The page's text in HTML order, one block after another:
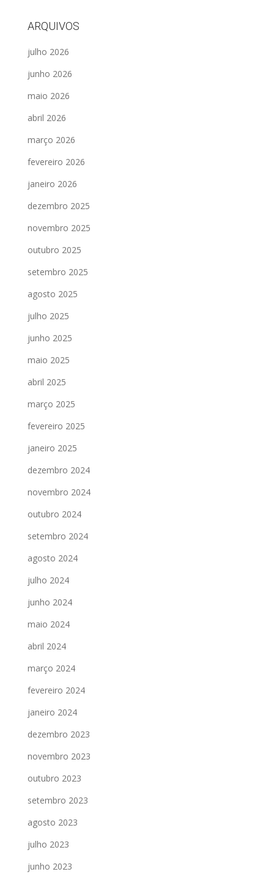
ARQUIVOS
julho 2026
junho 2026
maio 2026
abril 2026
março 2026
fevereiro 2026
janeiro 2026
dezembro 2025
novembro 2025
outubro 2025
setembro 2025
agosto 2025
julho 2025
junho 2025
maio 2025
abril 2025
março 2025
fevereiro 2025
janeiro 2025
dezembro 2024
novembro 2024
outubro 2024
setembro 2024
agosto 2024
julho 2024
junho 2024
maio 2024
abril 2024
março 2024
fevereiro 2024
janeiro 2024
dezembro 2023
novembro 2023
outubro 2023
setembro 2023
agosto 2023
julho 2023
junho 2023